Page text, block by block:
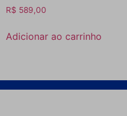
R$ 589,00
Adicionar ao carrinho